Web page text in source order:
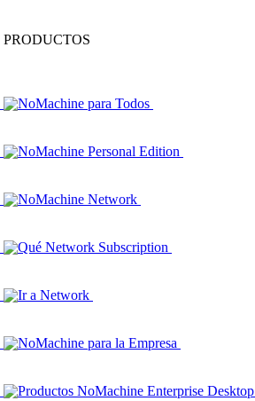
PRODUCTOS
NoMachine para Todos
NoMachine Personal Edition
NoMachine Network
Qué Network Subscription
Ir a Network
NoMachine para la Empresa
Productos NoMachine Enterprise Desktop